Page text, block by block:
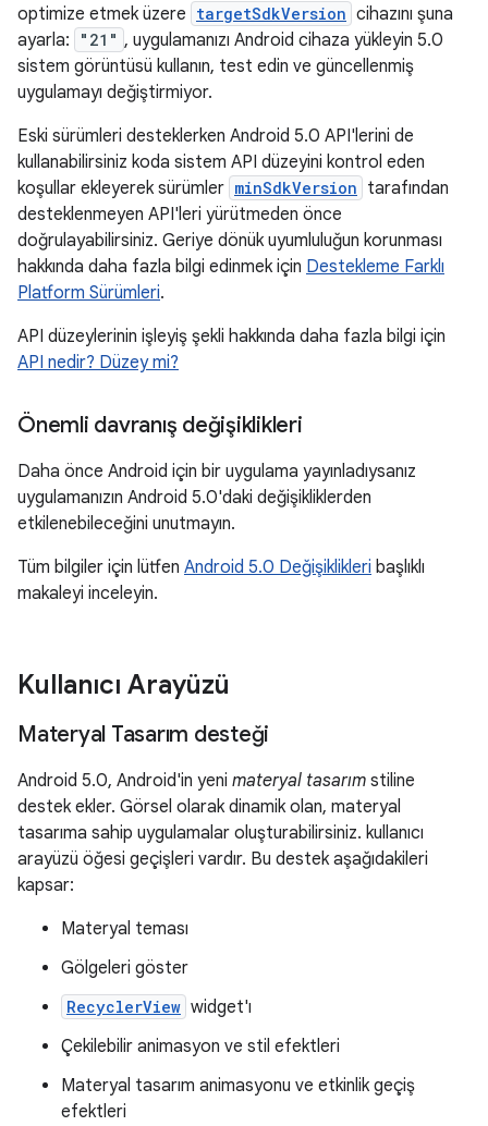
optimize etmek üzere targetSdkVersion cihazını şuna
ayarla:
"21" , uygulamanızı Android cihaza yükleyin 5.0
sistem görüntüsü kullanın, test edin ve güncellenmiş
uygulamayı değiştirmiyor.
Eski sürümleri desteklerken Android 5.0 API'lerini de
kullanabilirsiniz koda sistem API düzeyini kontrol eden
koşullar ekleyerek sürümler minSdkVersion tarafından
desteklenmeyen API'leri yürütmeden önce
doğrulayabilirsiniz. Geriye dönük uyumluluğun korunması
hakkında daha fazla bilgi edinmek için Destekleme Farklı
Platform Sürümleri.
API düzeylerinin işleyiş şekli hakkında daha fazla bilgi için
API nedir? Düzey mi?
Önemli davranış değişiklikleri
Daha önce Android için bir uygulama yayınladıysanız
uygulamanızın Android 5.0'daki değişikliklerden
etkilenebileceğini unutmayın.
Tüm bilgiler için lütfen Android 5.0 Değişiklikleri başlıklı
makaleyi inceleyin.
Kullanıcı Arayüzü
Materyal Tasarım desteği
Android 5.0, Android'in yeni materyal tasarım stiline
destek ekler. Görsel olarak dinamik olan, materyal
tasarıma sahip uygulamalar oluşturabilirsiniz. kullanıcı
arayüzü öğesi geçişleri vardır. Bu destek aşağıdakileri
kapsar:
Materyal teması
Gölgeleri göster
RecyclerView widget'ı
Çekilebilir animasyon ve stil efektleri
Materyal tasarım animasyonu ve etkinlik geçiş
efektleri